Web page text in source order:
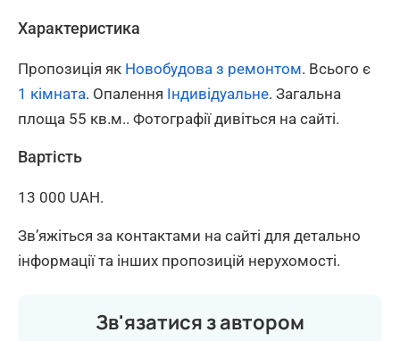
Характеристика
Пропозиція як Новобудова з ремонтом. Всього є
1 кімната. Опалення Індивідуальне. Загальна
площа 55 кв.м.. Фотографії дивіться на сайті.
Вартість
13 000 UAH.
Зв’яжіться за контактами на сайті для детально
інформації та інших пропозицій нерухомості.
Зв'язатися з автором